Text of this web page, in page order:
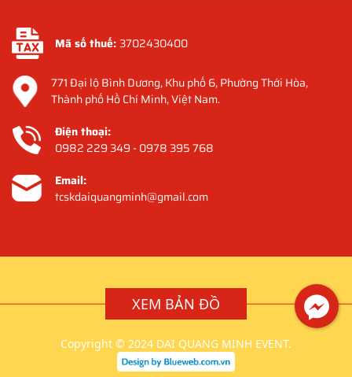
Mã số thuế:3702430400
771 Đại lộ Bình Dương, Khu phố 6, Phường Thới Hòa,
Thành phố Hồ Chí Minh, Việt Nam.
Điện thoại:
0982 229 349 - 0978 395 768
Email:
tcskdaiquangminh@gmail.com
XEM BẢN ĐỒ
Copyright © 2024 DAI QUANG MINH EVENT.